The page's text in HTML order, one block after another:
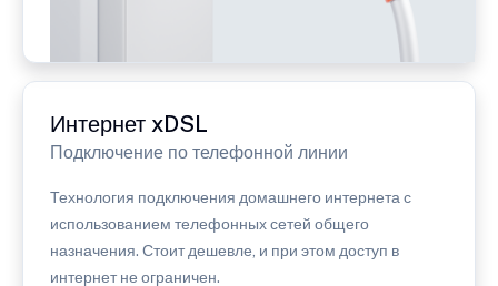
Интернет xDSL
Подключение по телефонной линии
Технология подключения домашнего интернета с
использованием телефонных сетей общего
назначения. Стоит дешевле, и при этом доступ в
интернет не ограничен.